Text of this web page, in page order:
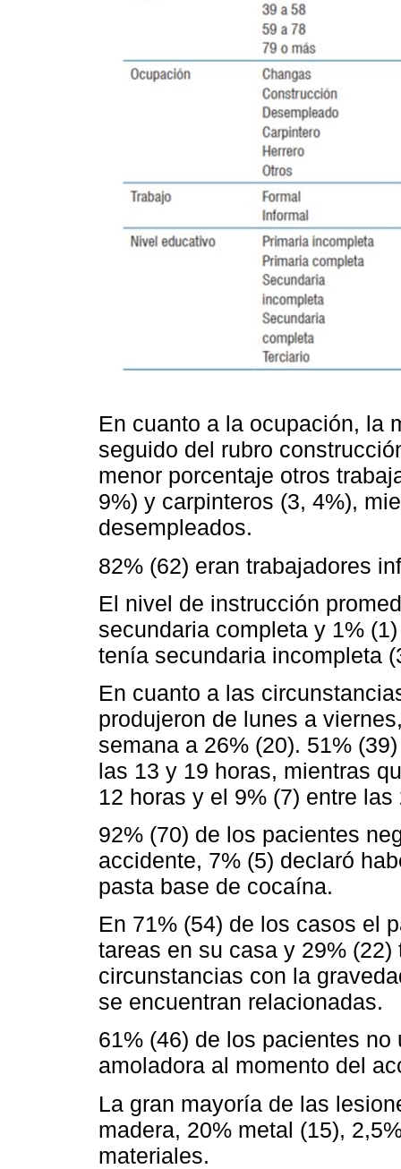
En cuanto a la ocupación, la
seguido del rubro
menor porcentaje otros
9%) y carpinteros (3, 4%),
desempleados.
82% (62) eran trabajadores
El nivel de instrucción
secundaria completa y 1%
tenía secundaria incompleta
En cuanto a las
produjeron de lunes a
semana a 26% (20). 51%
las 13 y 19 horas, mientras
12 horas y el 9% (7) entre
92% (70) de los pacientes
accidente, 7% (5) declaró
pasta base de cocaína.
En 71% (54) de los casos el
tareas en su casa y 29%
circunstancias con la
se encuentran relacionadas.
61% (46) de los pacientes
amoladora al momento del
La gran mayoría de las
madera, 20% metal (15),
materiales.